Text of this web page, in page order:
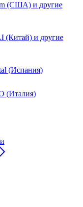
(США) и другие
и другие
(Испания)
(Италия)